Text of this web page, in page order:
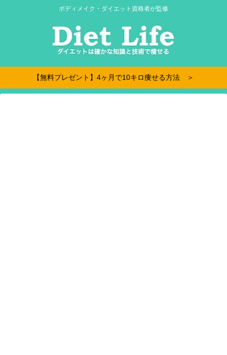
ボディメイク・ダイエット資格者が監修
【無料プレゼント】4ヶ月で10キロ痩せる方法 ＞